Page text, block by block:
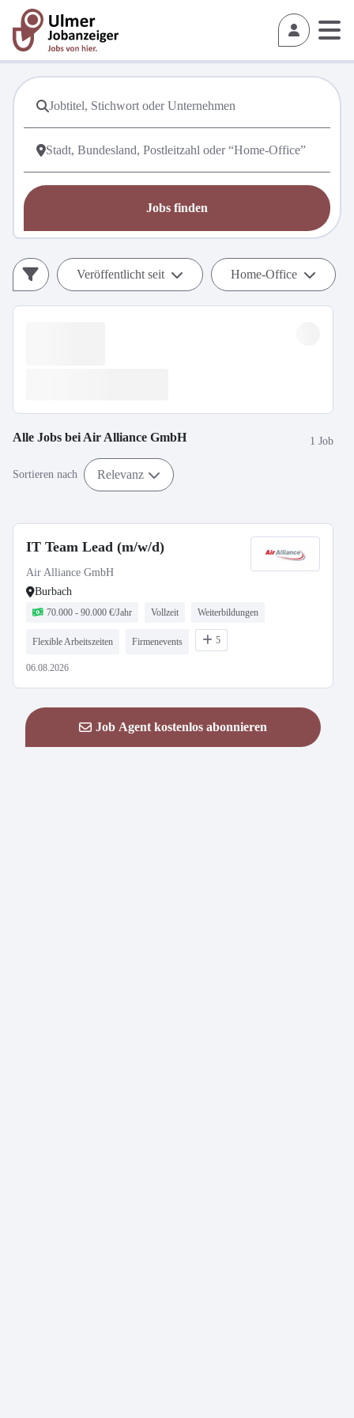
Jobs finden
Veröffentlicht seit Home-Office
Alle Jobs bei Air Alliance GmbH 1 Job
Sortieren nach Relevanz
IT Team Lead (m/w/d)
Air Alliance GmbH
Burbach
70.000 - 90.000 €/Jahr Vollzeit Weiterbildungen
Flexible Arbeitszeiten Firmenevents 5
06.08.2026
Job Agent kostenlos abonnieren